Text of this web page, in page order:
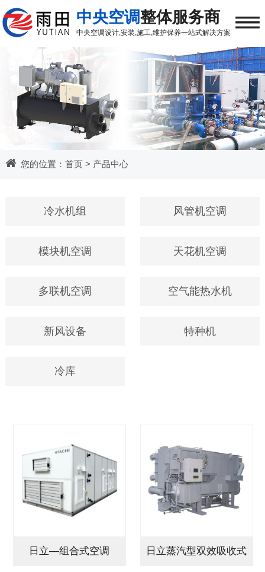
中央空调整体服务商
中央空调设计,安装,施工,维护保养一站式解决方案 ≡
您的位置： 首页> 产品中心
冷水机组 风管机空调
模块机空调 天花机空调
多联机空调 空气能热水机
新风设备 特种机
冷库
日立—组合式空调 日立蒸汽型双效吸收式